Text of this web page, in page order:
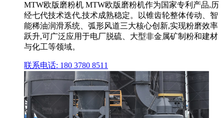
MTW欧版磨粉机 MTW欧版磨粉机作为国家专利产品,历
经七代技术迭代,技术成熟稳定。以锥齿轮整体传动、智
能稀油润滑系统、弧形风道三大核心创新,实现粉磨效率
跃升,可广泛应用于电厂脱硫、大型非金属矿制粉和建材
与化工等领域。
联系电话: 180 3780 8511